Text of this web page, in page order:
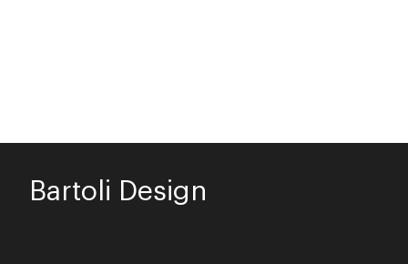
Bartoli Design